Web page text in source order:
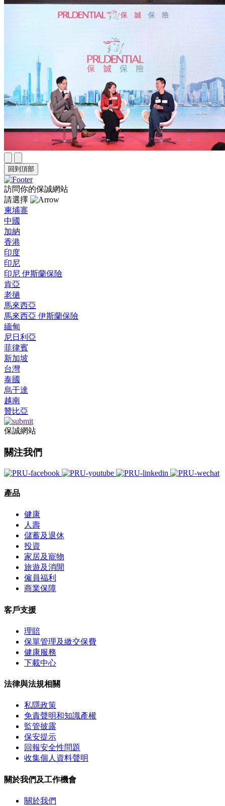
回到頂部
訪問你的保誠網站
請選擇
柬埔寨
中國
加納
香港
印度
印尼
印尼 伊斯蘭保險
肯亞
老撾
馬來西亞
馬來西亞 伊斯蘭保險
緬甸
尼日利亞
菲律賓
新加坡
台灣
泰國
烏干達
越南
贊比亞
保誠網站
關注我們
產品
健康
人壽
儲蓄及退休
投資
家居及寵物
旅遊及消閒
僱員福利
商業保障
客戶支援
理賠
保單管理及繳交保費
健康服務
下載中心
法律與法規相關
私隱政策
免責聲明和知識產權
監管披露
保安提示
回報安全性問題
收集個人資料聲明
關於我們及工作機會
關於我們